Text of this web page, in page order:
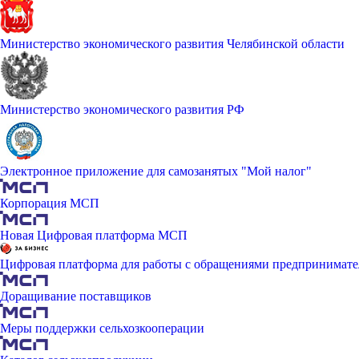
Министерство экономического развития Челябинской области
Министерство экономического развития РФ
Электронное приложение для самозанятых "Мой налог"
Корпорация МСП
Новая Цифровая платформа МСП
Цифровая платформа для работы с обращениями
Доращивание поставщиков
Меры поддержки сельхозкооперации